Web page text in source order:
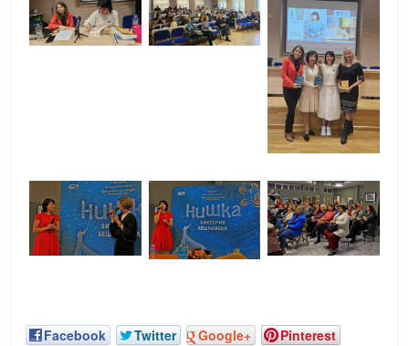
Facebook Twitter Google+ Pinterest